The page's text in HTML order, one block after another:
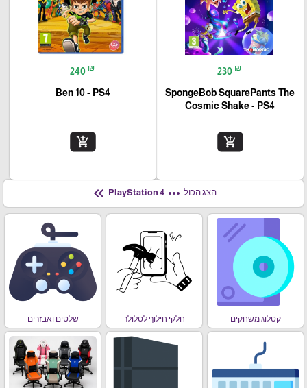
230 ₪
SpongeBob SquarePants The
Cosmic Shake - PS4
add_shopping_cart
240 ₪
Ben 10 - PS4
add_shopping_cart
הצג הכול more_horiz
keyboard_double_arrow_left
קטלוג משחקים חלקי חילוף לסלולר שלטים ואבזרים